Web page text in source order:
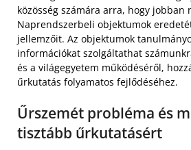
közösség számára arra, hogy jobban
Naprendszerbeli objektumok
jellemzőit. Az objektumok
információkat szolgáltathat
és a világegyetem működéséről,
űrkutatás folyamatos fejlődéséhez.
Űrszemét probléma és
tisztább űrkutatásért